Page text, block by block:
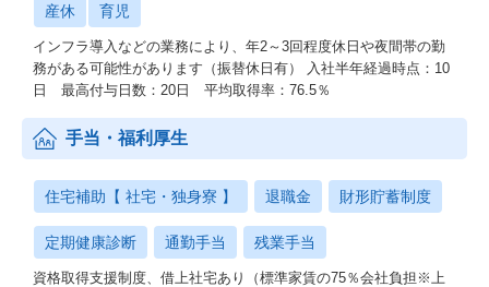
産休 育児
インフラ導入などの業務により、年2～3回程度休日や夜間帯の勤
務がある可能性があります（振替休日有） 入社半年経過時点：10
日 最高付与日数：20日 平均取得率：76.5％
手当・福利厚生
住宅補助【 社宅・独身寮 】 退職金 財形貯蓄制度
定期健康診断 通勤手当 残業手当
資格取得支援制度、借上社宅あり（標準家賃の75％会社負担※上